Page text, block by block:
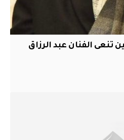
تنعى الفنان عبد الرزاق